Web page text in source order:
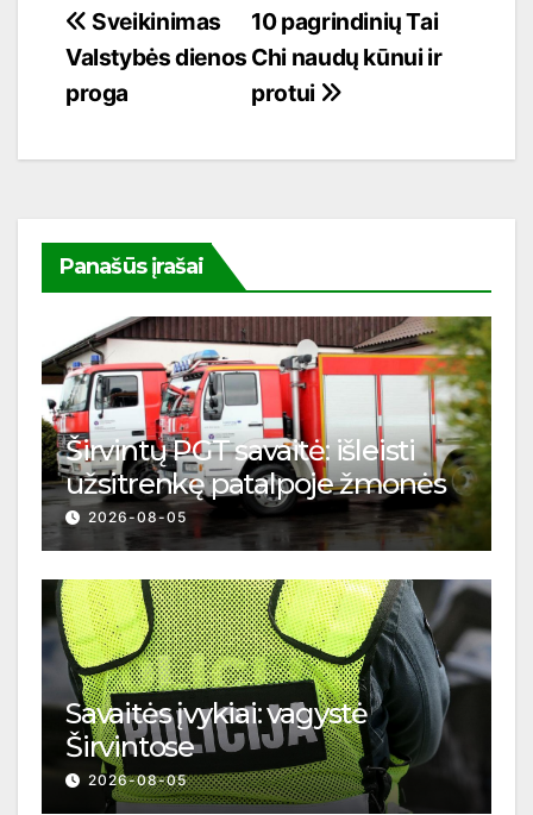
Navigacija
tarp
įrašų
10 pagrindinių Tai
Chi naudų kūnui ir
protui
Sveikinimas
Valstybės dienos
proga
Panašūs įrašai
Širvintų PGT savaitė: išleisti
užsitrenkę patalpoje žmonės
2026-08-05
Savaitės įvykiai: vagystė
Širvintose
2026-08-05